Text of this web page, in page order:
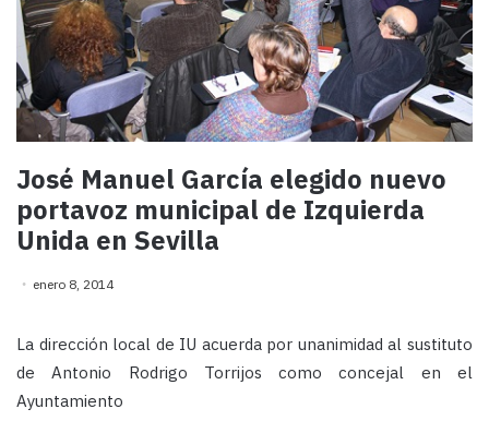
José Manuel García elegido nuevo
portavoz municipal de Izquierda
Unida en Sevilla
enero 8, 2014
La dirección local de IU acuerda por unanimidad al sustituto
de Antonio Rodrigo Torrijos como concejal en el
Ayuntamiento